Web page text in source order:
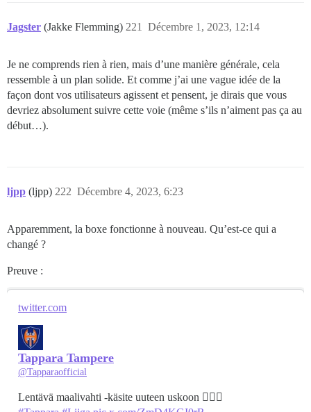
Jagster (Jakke Flemming) Décembre 1, 2023, 12:14
221
Je ne comprends rien à rien, mais d’une manière générale, cela
ressemble à un plan solide. Et comme j’ai une vague idée de la
façon dont vos utilisateurs agissent et pensent, je dirais que vous
devriez absolument suivre cette voie (même s’ils n’aiment pas ça au
début…).
ljpp (ljpp) Décembre 4, 2023, 6:23
222
Apparemment, la boxe fonctionne à nouveau. Qu’est-ce qui a
changé ?
Preuve :
twitter.com
Tappara Tampere
@Tapparaofficial